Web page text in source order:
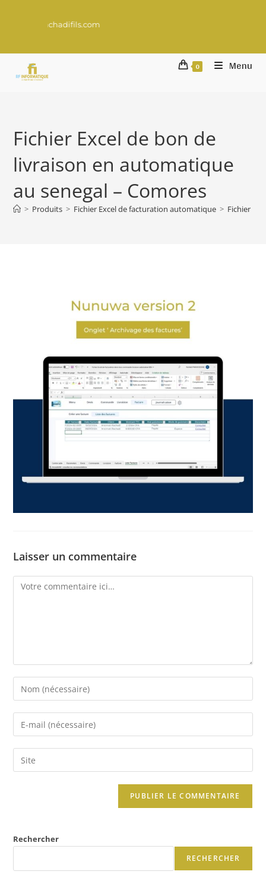
0 Menu
Fichier Excel de bon de
livraison en automatique
au senegal – Comores
> Produits > Fichier Excel de facturation automatique > Fichier
Laisser un commentaire
Rechercher
RECHERCHER